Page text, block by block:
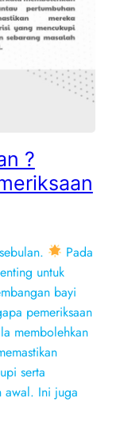
?
Pada
untuk
bayi
pemeriksaan
membolehkan
serta
awal. Ini juga